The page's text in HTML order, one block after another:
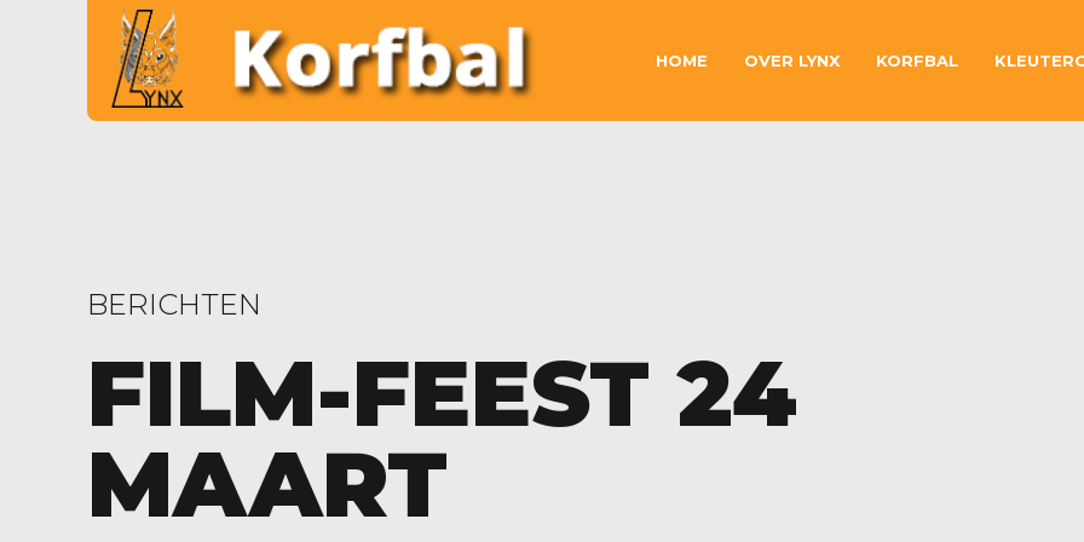
HOME OVER LYNX KORFBAL
BERICHTEN
FILM-FEEST 24
MAART